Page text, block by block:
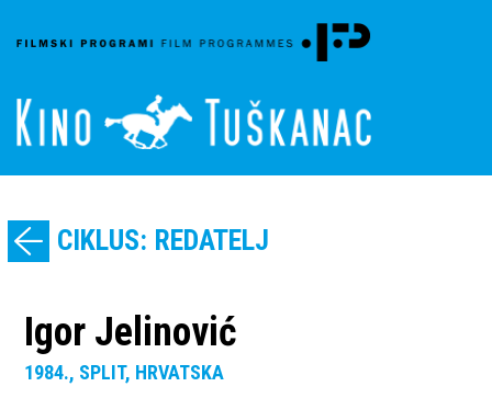
CIKLUS: REDATELJ
Igor Jelinović
1984., SPLIT, HRVATSKA